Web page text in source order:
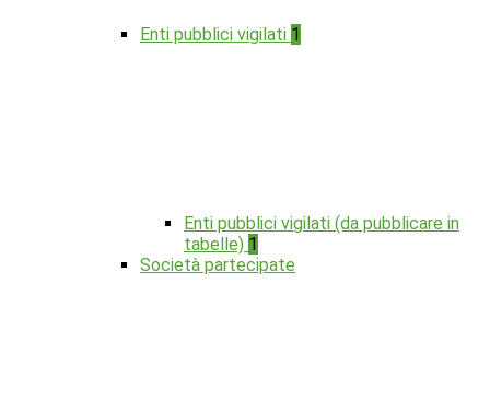
Enti pubblici vigilati 1
Enti pubblici vigilati (da pubblicare in
tabelle) 1
Società partecipate